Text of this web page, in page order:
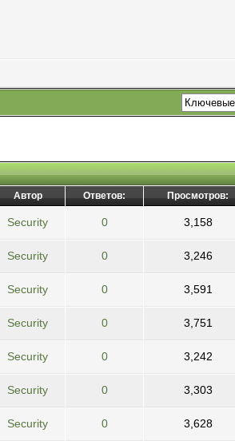
Автор Ответов: Просмотров:
Security 0 3,158
Security 0 3,246
Security 0 3,591
Security 0 3,751
Security 0 3,242
Security 0 3,303
Security 0 3,628